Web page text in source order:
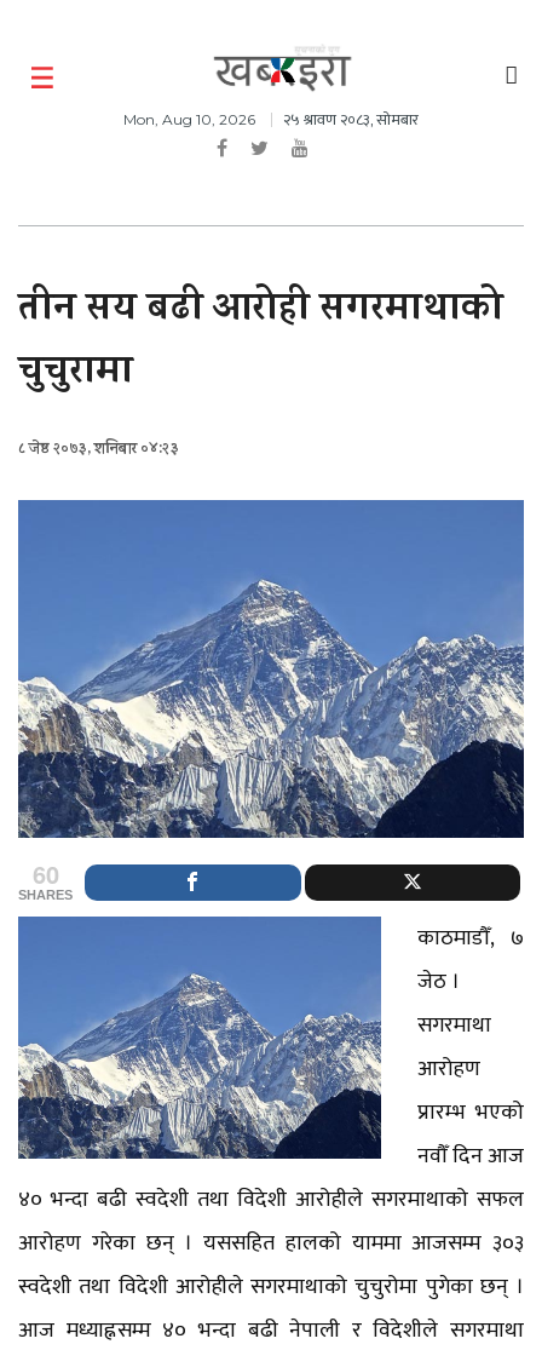
Mon, Aug 10, 2026 २५ श्रावण २०८३, सोमबार
तीन सय बढी आरोही सगरमाथाको
चुचुरामा
८ जेष्ठ २०७३, शनिबार ०४:२३
60
SHARES
काठमाडौँ, ७
जेठ ।
सगरमाथा
आरोहण
प्रारम्भ भएको
नवौँ दिन आज
४० भन्दा बढी स्वदेशी तथा विदेशी आरोहीले सगरमाथाको सफल
आरोहण गरेका छन् । यससहित हालको याममा आजसम्म ३०३
स्वदेशी तथा विदेशी आरोहीले सगरमाथाको चुचुरोमा पुगेका छन् ।
आज मध्याह्नसम्म ४० भन्दा बढी नेपाली र विदेशीले सगरमाथा